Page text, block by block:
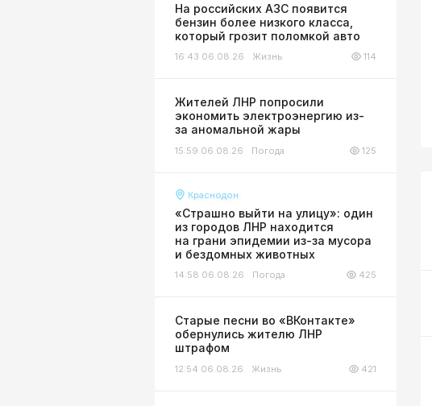
На российских АЗС появится
бензин более низкого класса,
который грозит поломкой авто
16:43 06.08.26 Жизнь 114
Жителей ЛНР попросили
экономить электроэнергию из-
за аномальной жары
15:59 06.08.26 Погода 125
Краснодон
«Страшно выйти на улицу»: один
из городов ЛНР находится
на грани эпидемии из-за мусора
и бездомных животных
14:58 06.08.26 Погода 425
Старые песни во «ВКонтакте»
обернулись жителю ЛНР
штрафом
12:54 06.08.26 Жизнь 421